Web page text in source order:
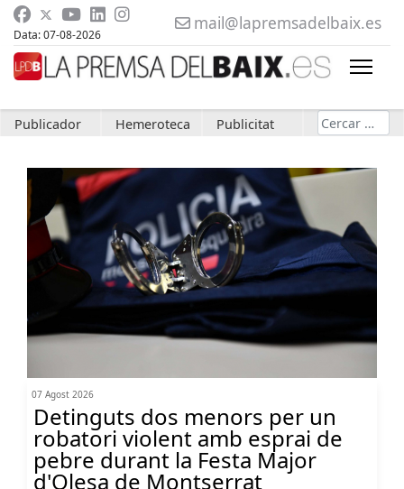
Data: 07-08-2026
mail@lapremsadelbaix.es
Publicador Hemeroteca Publicitat Cerca
07 Agost 2026
Detinguts dos menors per un
robatori violent amb esprai de
pebre durant la Festa Major
d'Olesa de Montserrat